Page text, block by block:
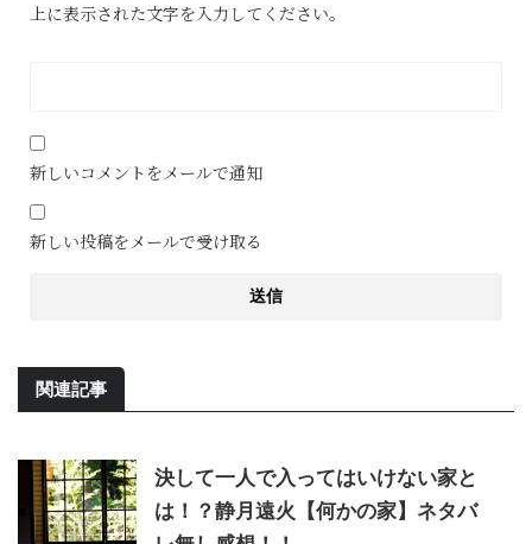
上に表示された文字を入力してください。
新しいコメントをメールで通知
新しい投稿をメールで受け取る
関連記事
決して一人で入ってはいけない家と
は！？静月遠火【何かの家】ネタバ